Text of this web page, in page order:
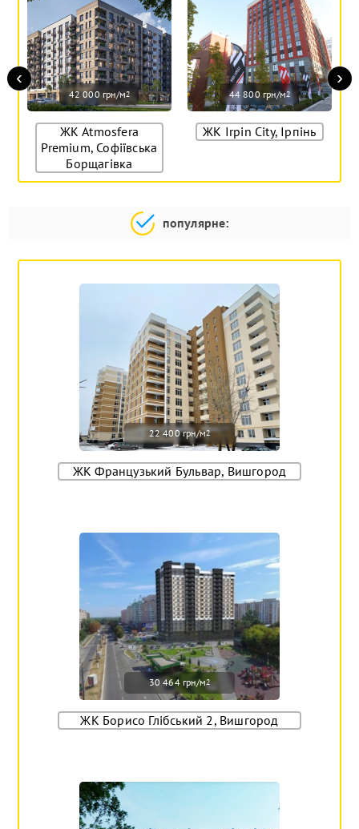
42 000 грн/м2
ЖК Atmosfera
Premium, Софіївська
Борщагівка
44 800 грн/м2
ЖК Irpin City, Ірпінь
‹ ›
популярне:
22 400 грн/м2
ЖК Французький Бульвар, Вишгород
30 464 грн/м2
ЖК Борисо Глібський 2, Вишгород